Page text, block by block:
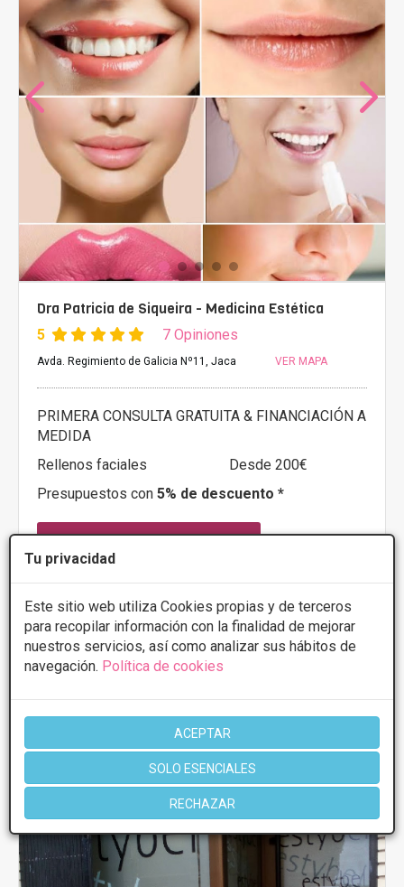
Tu privacidad
Este sitio web utiliza Cookies propias y de terceros
para recopilar información con la finalidad de mejorar
nuestros servicios, así como analizar sus hábitos de
navegación. Política de cookies
ACEPTAR
SOLO ESENCIALES
RECHAZAR
Dra Patricia de Siqueira - Medicina Estética
5 7 Opiniones
Avda. Regimiento de Galicia Nº11, Jaca VER MAPA
PRIMERA CONSULTA GRATUITA & FINANCIACIÓN A
MEDIDA
Rellenos faciales
Desde 200€
Presupuestos con 5% de descuento *
CONSULTAR/CITA/PRESUPUESTO
Lunes
9:00 - 20:00
Martes
9:00 - 20:00
Miércoles
9:00 - 20:00
Jueves
9:00 - 20:00
Viernes
9:00 - 20:00
Más información